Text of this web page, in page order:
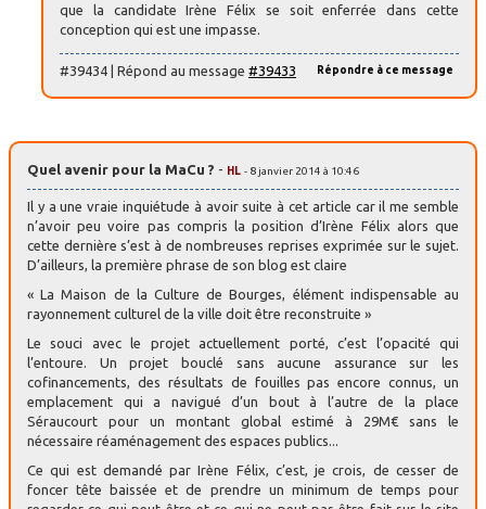
que la candidate Irène Félix se soit enferrée dans cette
conception qui est une impasse.
Répondre à ce message
#39434 | Répond au message #39433
Quel avenir pour la MaCu ? - HL - 8 janvier 2014 à 10:46
Il y a une vraie inquiétude à avoir suite à cet article car il me semble
n’avoir peu voire pas compris la position d’Irène Félix alors que
cette dernière s’est à de nombreuses reprises exprimée sur le sujet.
D’ailleurs, la première phrase de son blog est claire
« La Maison de la Culture de Bourges, élément indispensable au
rayonnement culturel de la ville doit être reconstruite »
Le souci avec le projet actuellement porté, c’est l’opacité qui
l’entoure. Un projet bouclé sans aucune assurance sur les
cofinancements, des résultats de fouilles pas encore connus, un
emplacement qui a navigué d’un bout à l’autre de la place
Séraucourt pour un montant global estimé à 29M€ sans le
nécessaire réaménagement des espaces publics...
Ce qui est demandé par Irène Félix, c’est, je crois, de cesser de
foncer tête baissée et de prendre un minimum de temps pour